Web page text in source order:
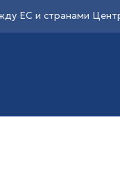
ЕС и странами